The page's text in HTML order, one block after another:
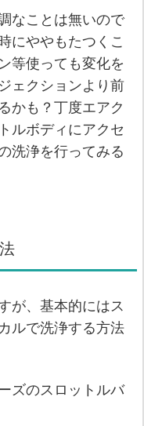
なことは無いので
にややもたつくこ
等使っても変化を
ェクションより前
かも？丁度エアク
ルボディにアクセ
洗浄を行ってみる
が、基本的にはス
ルで洗浄する方法
ズのスロットルバ